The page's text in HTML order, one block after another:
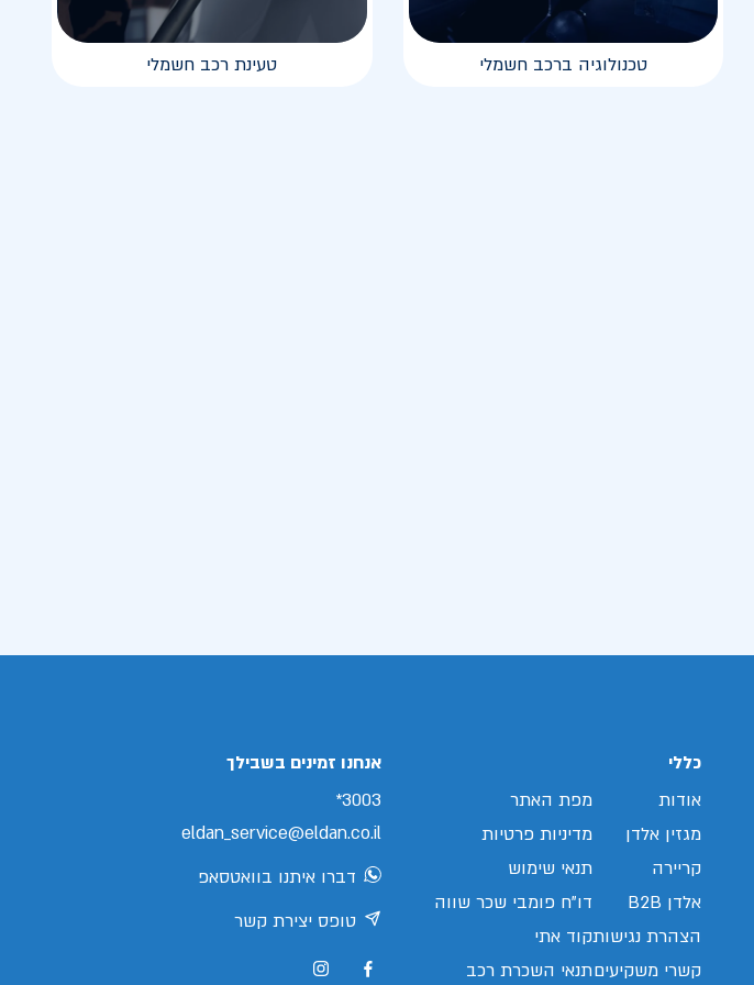
טכנולוגיה ברכב חשמלי טעינת רכב חשמלי
כללי
אודות
מגזין אלדן
קריירה
אלדן B2B
הצהרת נגישות
קשרי משקיעים
מפת האתר
מדיניות פרטיות
תנאי שימוש
דו"ח פומבי שכר שווה
קוד אתי
תנאי השכרת רכב
אנחנו זמינים בשבילך
3003*
eldan_service@eldan.co.il
דברו איתנו בוואטסאפ
טופס יצירת קשר